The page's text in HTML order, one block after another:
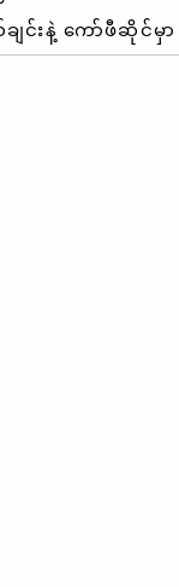
ျင်းနဲ့ ကော်ဖီဆိုင်မှ